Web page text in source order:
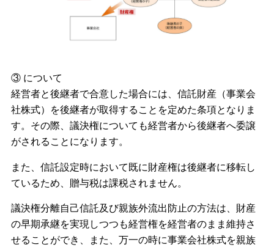
③ について
経営者と後継者で合意した場合には、信託財産（事業会
社株式）を後継者が取得することを定めた条項となりま
す。その際、議決権についても経営者から後継者へ委譲
がされることになります。
また、信託設定時において既に財産権は後継者に移転し
ているため、贈与税は課税されません。
議決権分離自己信託及び親族外流出防止の方法は、財産
の早期承継を実現しつつも経営権を経営者のまま維持さ
せることができ、また、万一の時に事業会社株式を親族